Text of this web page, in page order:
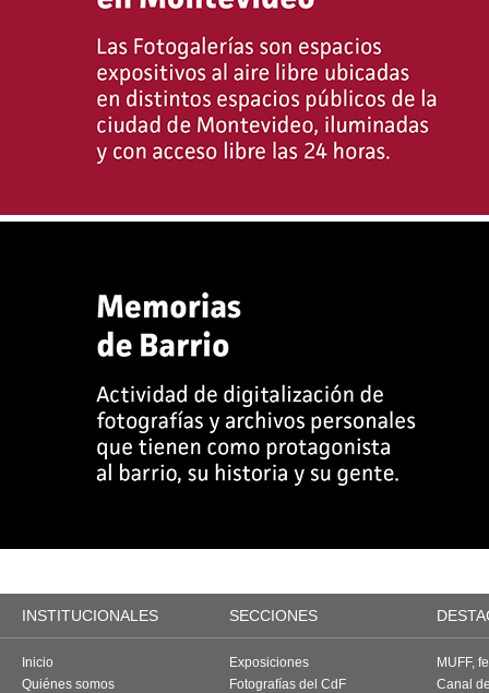
INSTITUCIONALES SECCIONES
Inicio
Quiénes somos
Exposiciones
Fotografías del CdF
MUFF,
Canal